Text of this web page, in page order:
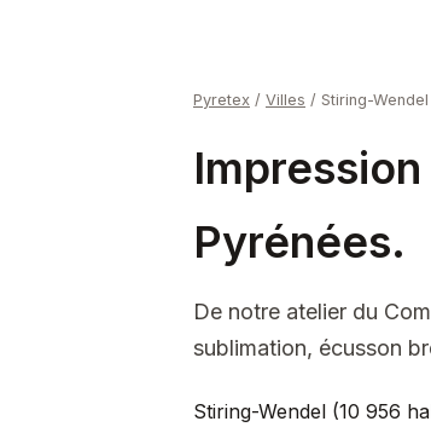
Pyretex / Villes / Stiring-Wendel
Pyrénées.
De notre atelier du
sublimation, écusson
Stiring-Wendel (10 956